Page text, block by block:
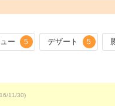
ー 5 デザート 5
11/30)